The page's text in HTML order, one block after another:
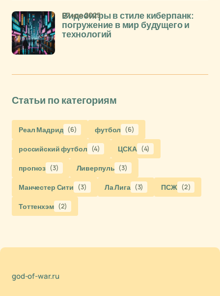
Видеоигры в стиле киберпанк:
погружение в мир будущего и
технологий
07 ноя 2025
Статьи по категориям
Реал Мадрид (6) футбол (6)
российский футбол (4) ЦСКА (4)
прогноз (3) Ливерпуль (3)
Манчестер Сити (3) Ла Лига (3) ПСЖ (2)
Тоттенхэм (2)
god-of-war.ru